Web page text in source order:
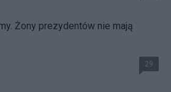
Żony prezydentów nie mają
29